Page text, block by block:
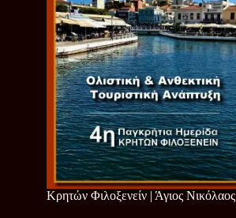
Κρητών Φιλοξενείν | Άγιος Νικόλαος